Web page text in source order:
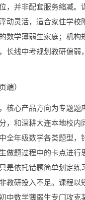
，并非配套服务缩减。
动灵活，适合家住学校
数学薄弱生家庭；机构
长线中考规划教研偏弱
端）
核心产品方向为专题题
，和深耕大连本地校内
全年级数学各类题型，
做题过程中的卡点进行
是依托错题简单划定练
教研投入不足。课程以
中数学薄弱生专门攻克